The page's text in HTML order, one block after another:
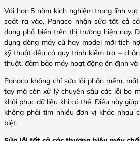
Với hơn 5 năm kinh nghiệm trong lĩnh
soát ra vào, Panaco nhận sửa tất cả
đang phổ biến trên thị trường hiện nay.
dụng dòng máy cũ hay model mới tích
kỹ thuật đều có quy trình kiểm tra –
thuật, đảm bảo máy hoạt động ổn định và
Panaco không chỉ sửa lỗi phần mềm,
tay mà còn xử lý chuyên sâu các lỗi bo
khôi phục dữ liệu khi có thể. Điều này
không phải tìm nhiều đơn vị khác nhau
biệt.